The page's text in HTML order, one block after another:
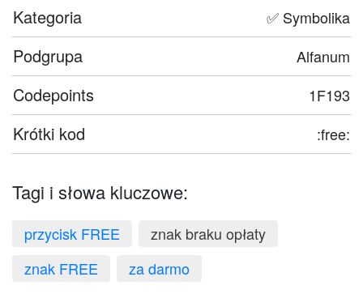
Kategoria ✅ Symbolika
Podgrupa Alfanum
Codepoints 1F193
Krótki kod :free:
Tagi i słowa kluczowe:
przycisk FREE
znak braku opłaty
znak FREE
za darmo